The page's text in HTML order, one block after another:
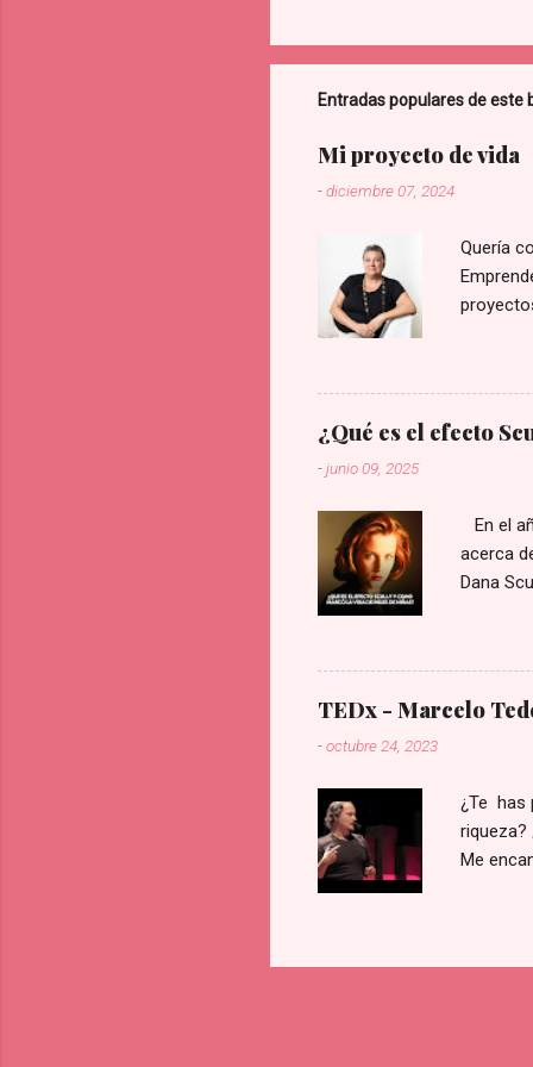
Entradas populares de este
Mi proyecto de vida
-diciembre 07, 2024
Quería
¿Qué es el efecto
-junio 09, 2025
En el
acerca
Dana
época
totalidad
TEDx - Marcelo
-octubre 24, 2023
¿Te has
riqueza?
Me